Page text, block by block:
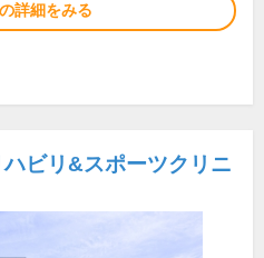
詳細をみる
ビリ&スポーツクリニ